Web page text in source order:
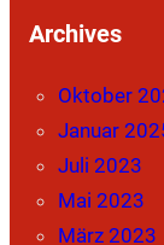
Archives
Oktober
Januar
Juli 2023
Mai 2023
März 2023